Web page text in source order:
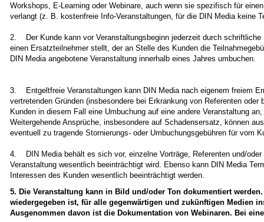
Workshops, E-Learning oder Webinare, auch wenn sie spezifisch für
verlangt (z. B. kostenfreie Info-Veranstaltungen, für die DIN Media keine
2. Der Kunde kann vor Veranstaltungsbeginn jederzeit durch schriftliche
einen Ersatzteilnehmer stellt, der an Stelle des Kunden die
DIN Media angebotene Veranstaltung innerhalb eines Jahres umbuchen.
3. Entgeltfreie Veranstaltungen kann DIN Media nach eigenem freiem
vertretenden Gründen (insbesondere bei Erkrankung von Referenten
Kunden in diesem Fall eine Umbuchung auf eine andere Veranstaltung
Weitergehende Ansprüche, insbesondere auf Schadensersatz, können
eventuell zu tragende Stornierungs- oder Umbuchungsgebühren für vom
4. DIN Media behält es sich vor, einzelne Vorträge, Referenten und/
Veranstaltung wesentlich beeinträchtigt wird. Ebenso kann DIN Media
Interessen des Kunden wesentlich beeinträchtigt werden.
5. Die Veranstaltung kann in Bild und/oder Ton dokumentiert
wiedergegeben ist, für alle gegenwärtigen und zukünftigen Medien
Ausgenommen davon ist die Dokumentation von Webinaren. Bei